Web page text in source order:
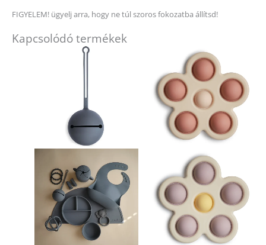
FIGYELEM! ügyelj arra, hogy ne túl szoros fokozatba állítsd!
Kapcsolódó termékek
terméknek
több
variációja
van.
A
változatok
ki